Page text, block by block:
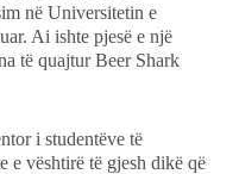
në Universitetin e
Ai ishte pjesë e një
të quajtur Beer Shark
i studentëve të
e vështirë të gjesh dikë që